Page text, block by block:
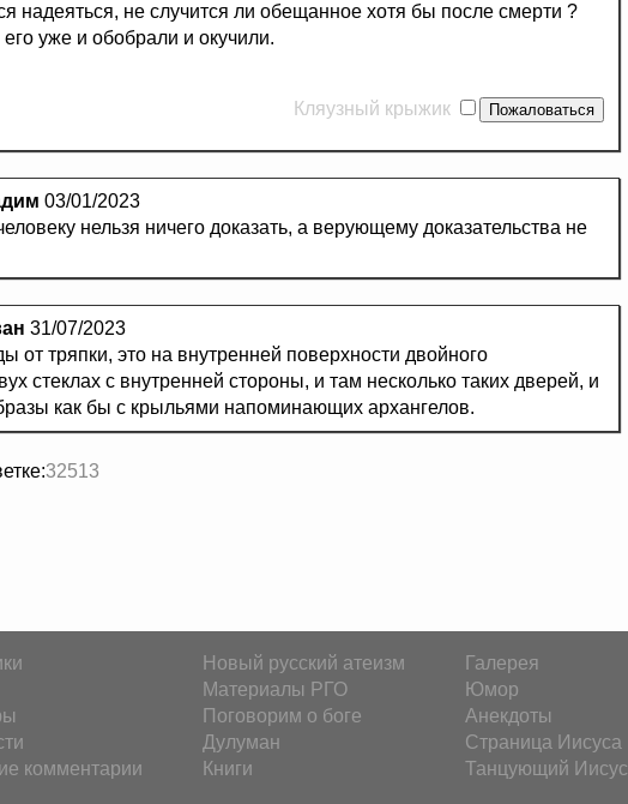
надеяться, не случится ли обещанное хотя бы после смерти ?
уже и обобрали и окучили.
Кляузный крыжик
03/01/2023
нельзя ничего доказать, а верующему доказательства не
31/07/2023
от тряпки, это на внутренней поверхности двойного
стеклах с внутренней стороны, и там несколько таких дверей, и
как бы с крыльями напоминающих архангелов.
32513
комментарии
Новый русский атеизм
Материалы РГО
Поговорим о боге
Дулуман
Книги
Галерея
Юмор
Анекдоты
Страница Иисуса
Танцующий Иисус